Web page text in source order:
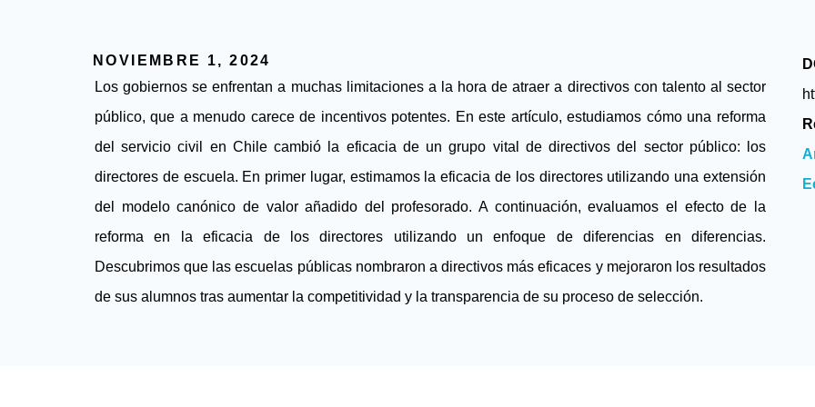
NOVIEMBRE 1, 2024
Los gobiernos se enfrentan a muchas limitaciones a la hora de atraer a directivos con talento al sector
público, que a menudo carece de incentivos potentes. En este artículo, estudiamos cómo una reforma
del servicio civil en Chile cambió la eficacia de un grupo vital de directivos del sector público: los
directores de escuela. En primer lugar, estimamos la eficacia de los directores utilizando una extensión
del modelo canónico de valor añadido del profesorado. A continuación, evaluamos el efecto de la
reforma en la eficacia de los directores utilizando un enfoque de diferencias en diferencias.
Descubrimos que las escuelas públicas nombraron a directivos más eficaces y mejoraron los resultados
de sus alumnos tras aumentar la competitividad y la transparencia de su proceso de selección.